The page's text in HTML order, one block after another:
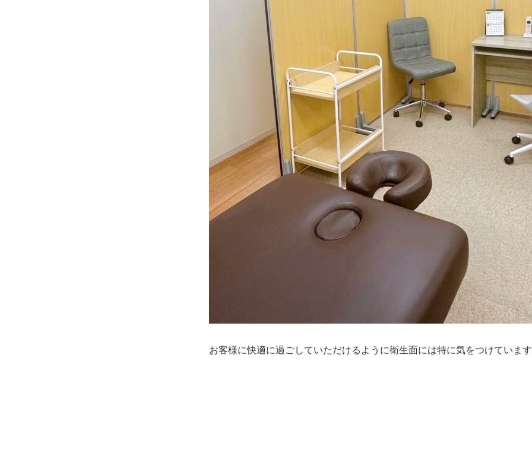
お客様に快適に過ごしていただけるように衛生面には特に気をつけていま